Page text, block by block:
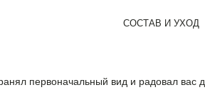
СОСТАВ И УХОД
первоначальный вид и радовал вас